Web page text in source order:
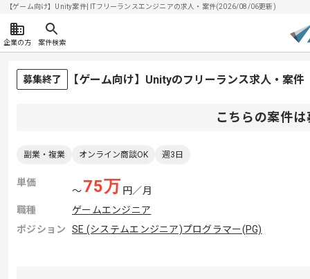
【ゲーム向け】Unity案件| ITフリーランスエンジニアの求人・案件(2026/08/06更新)
企業の方 案件検索
募集終了 【ゲーム向け】Unityのフリーランス求人・案件
こちらの案件
副業・複業 オンライン商談OK 週3日
単価
〜75万 円／月
職種
ゲームエンジニア
ポジション
SE (システムエンジニア)プログラマー(PG)